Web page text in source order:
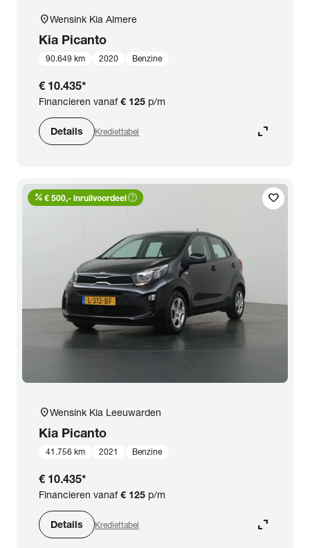
location_onWensink Kia Almere
Kia Picanto
90.649 km 2020 Benzine
€ 10.435*
Financieren vanaf€ 125 p/m
Details Krediettabel expand_content
favorite
percent € 500,- inruilvoordeelhelp_outline
location_onWensink Kia Leeuwarden
Kia Picanto
41.756 km 2021 Benzine
€ 10.435*
Financieren vanaf€ 125 p/m
Details Krediettabel expand_content